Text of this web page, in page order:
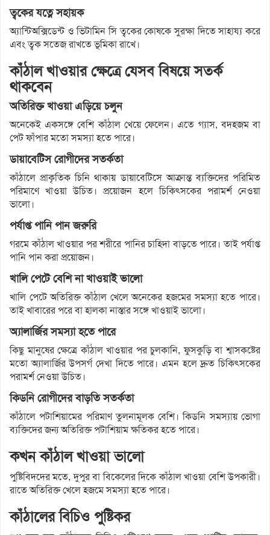
ত্বকের যত্নে সহায়ক
অ্যান্টিঅক্সিডেন্ট ও ভিটামিন সি ত্বকের কোষকে সুরক্ষা দিতে সাহায্য করে
এবং ত্বক সতেজ রাখতে ভূমিকা রাখে।
কাঁঠাল খাওয়ার ক্ষেত্রে যেসব বিষয়ে সতর্ক
থাকবেন
অতিরিক্ত খাওয়া এড়িয়ে চলুন
অনেকেই একসঙ্গে বেশি কাঁঠাল খেয়ে ফেলেন। এতে গ্যাস, বদহজম বা
পেট ফাঁপার মতো সমস্যা হতে পারে।
ডায়াবেটিস রোগীদের সতর্কতা
কাঁঠালে প্রাকৃতিক চিনি থাকায় ডায়াবেটিসে আক্রান্ত ব্যক্তিদের পরিমিত
পরিমাণে খাওয়া উচিত। প্রয়োজন হলে চিকিৎসকের পরামর্শ নেওয়া
ভালো।
পর্যাপ্ত পানি পান জরুরি
গরমে কাঁঠাল খাওয়ার পর শরীরে পানির চাহিদা বাড়তে পারে। তাই পর্যাপ্ত
পানি পান করা প্রয়োজন।
খালি পেটে বেশি না খাওয়াই ভালো
খালি পেটে অতিরিক্ত কাঁঠাল খেলে অনেকের হজমের সমস্যা হতে পারে।
তাই খাবারের পরে বা হালকা নাস্তার সঙ্গে খাওয়াই ভালো।
অ্যালার্জির সমস্যা হতে পারে
কিছু মানুষের ক্ষেত্রে কাঁঠাল খাওয়ার পর চুলকানি, ফুসকুড়ি বা শ্বাসকষ্টের
মতো অ্যালার্জির উপসর্গ দেখা দিতে পারে। এমন হলে দ্রুত চিকিৎসকের
পরামর্শ নেওয়া উচিত।
কিডনি রোগীদের বাড়তি সতর্কতা
কাঁঠালে পটাশিয়ামের পরিমাণ তুলনামূলক বেশি। কিডনি সমস্যায় ভোগা
ব্যক্তিদের জন্য অতিরিক্ত পটাশিয়াম ক্ষতিকর হতে পারে।
কখন কাঁঠাল খাওয়া ভালো
পুষ্টিবিদদের মতে, দুপুর বা বিকেলের দিকে কাঁঠাল খাওয়া বেশি উপকারী।
রাতে অতিরিক্ত খেলে হজমে সমস্যা হতে পারে।
কাঁঠালের বিচিও পুষ্টিকর